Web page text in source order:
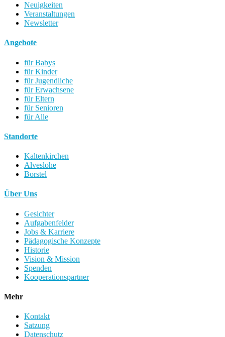
Neuigkeiten
Veranstaltungen
Newsletter
Angebote
für Babys
für Kinder
für Jugendliche
für Erwachsene
für Eltern
für Senioren
für Alle
Standorte
Kaltenkirchen
Alveslohe
Borstel
Über Uns
Gesichter
Aufgabenfelder
Jobs & Karriere
Pädagogische Konzepte
Historie
Vision & Mission
Spenden
Kooperationspartner
Mehr
Kontakt
Satzung
Datenschutz